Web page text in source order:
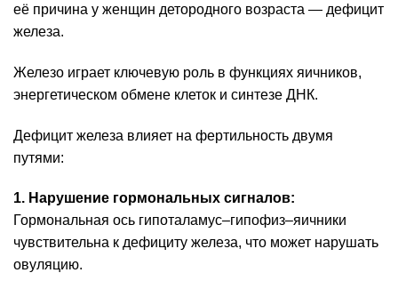
её причина у женщин детородного возраста — дефицит
железа.
Железо играет ключевую роль в функциях яичников,
энергетическом обмене клеток и синтезе ДНК.
Дефицит железа влияет на фертильность двумя
путями:
1. Нарушение гормональных сигналов:
Гормональная ось гипоталамус–гипофиз–яичники
чувствительна к дефициту железа, что может нарушать
овуляцию.